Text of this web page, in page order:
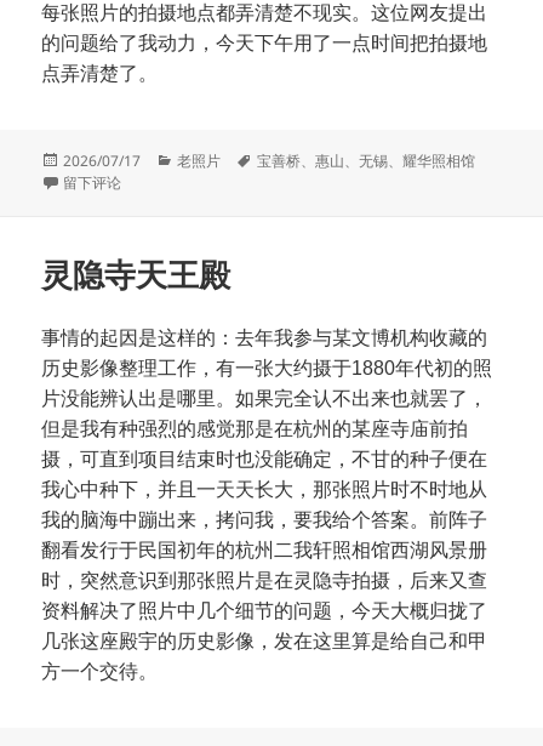
每张照片的拍摄地点都弄清楚不现实。这位网友提出
的问题给了我动力，今天下午用了一点时间把拍摄地
点弄清楚了。
发
布
2026/07/17
分
老照片
标
宝善桥、惠山、无锡、耀华照相馆
于远眺无锡惠山
留下评论
灵隐寺天王殿
事情的起因是这样的：去年我参与某文博机构收藏的
历史影像整理工作，有一张大约摄于1880年代初的照
片没能辨认出是哪里。如果完全认不出来也就罢了，
但是我有种强烈的感觉那是在杭州的某座寺庙前拍
摄，可直到项目结束时也没能确定，不甘的种子便在
我心中种下，并且一天天长大，那张照片时不时地从
我的脑海中蹦出来，拷问我，要我给个答案。前阵子
翻看发行于民国初年的杭州二我轩照相馆西湖风景册
时，突然意识到那张照片是在灵隐寺拍摄，后来又查
资料解决了照片中几个细节的问题，今天大概归拢了
几张这座殿宇的历史影像，发在这里算是给自己和甲
方一个交待。